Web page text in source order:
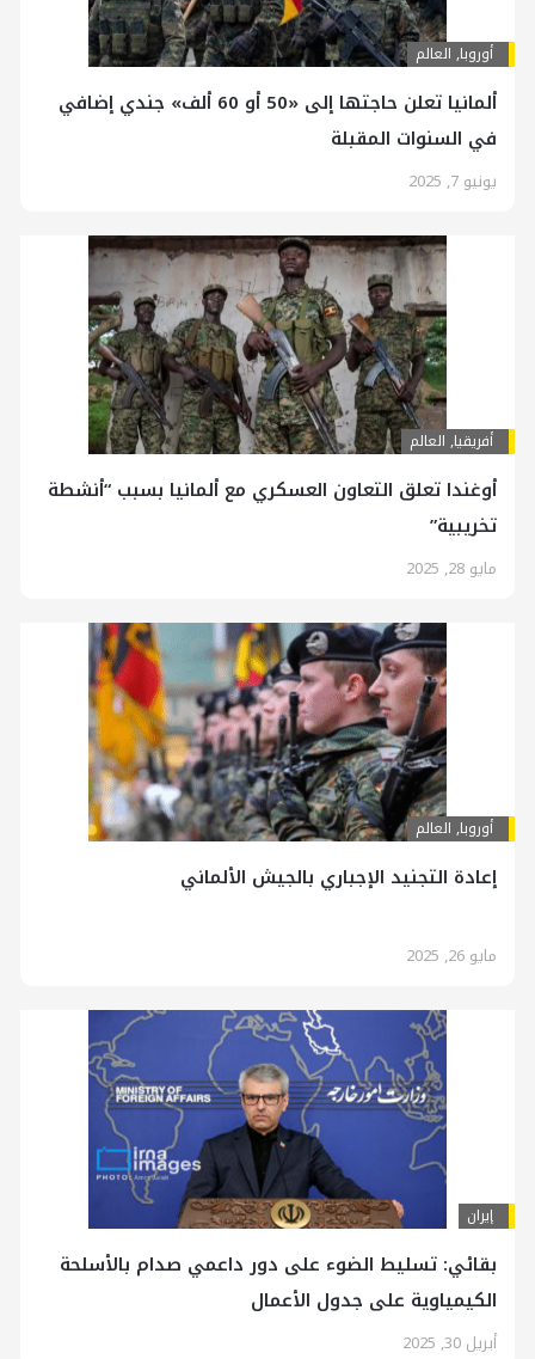
أوروبا, العالم
ألمانيا تعلن حاجتها إلى «50 أو 60 ألف» جندي إضافي
في السنوات المقبلة
يونيو 7, 2025
أفريقيا, العالم
أوغندا تعلق التعاون العسكري مع ألمانيا بسبب “أنشطة
تخريبية”
مايو 28, 2025
أوروبا, العالم
إعادة التجنيد الإجباري بالجيش الألماني
مايو 26, 2025
إيران
بقائي: تسليط الضوء على دور داعمي صدام بالأسلحة
الكيمياوية على جدول الأعمال
أبريل 30, 2025